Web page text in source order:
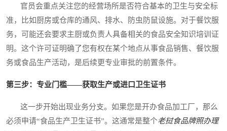
官员会重点关注您的经营场所是否符合基本的卫生与安全标
准，比如厨房或仓库的通风、排水、防虫防鼠设施。对于餐饮服
务，可能还会要求主厨或负责人具备相关的食品安全知识培训证
明。这个许可证明确了您有权在某个地点从事食品销售、餐饮服
务或食品生产活动，是后续更专业审批的前置条件。
第三步：专业门槛——获取生产或进口卫生证书
这一步开始出现业务分支。如果您是开办食品加工厂，那么
必须申请“食品生产卫生证书”。这通常是整个老挝食品牌照办理